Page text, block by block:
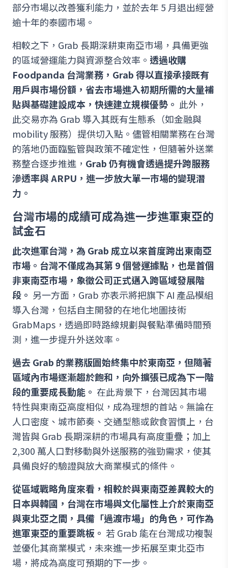
部分市場以改善獲利能力，並於去年 5 月退出經營
逾十年的泰國市場。
相較之下，Grab 長期深耕東南亞市場，具備更強
的區域營運能力與資源整合效率。 透過收購
Foodpanda 台灣業務，Grab 得以直接承接既有
用戶與市場份額，省去市場進入初期所需的大量補
貼與基礎建設成本，快速建立規模優勢。 此外，
此交易亦為 Grab 導入其既有生態系（如金融與
mobility 服務）提供切入點。儘管相關業務在台灣
的落地仍面臨監管與政策不確定性，但隨著外送業
務整合逐步推進， Grab 仍有機會透過提升跨服務
滲透率與 ARPU，進一步放大單一市場的變現潛
力。
台灣市場的成績可成為進一步進軍東亞的
試金石
此次進軍台灣，為 Grab 成立以來首度跨出東南亞
市場。台灣不僅成為其第 9 個營運據點，也是首個
非東南亞市場，象徵公司正式邁入跨區域發展階
段。 另一方面，Grab 亦表示將把旗下 AI 產品模組
導入台灣，包括自主開發的在地化地圖技術
GrabMaps，透過即時路線規劃與餐點準備時間預
測，進一步提升外送效率。
過去 Grab 的業務版圖始終集中於東南亞，但隨著
區域內市場逐漸趨於飽和，向外擴張已成為下一階
段的重要成長動能。 在此背景下，台灣因其市場
特性與東南亞高度相似，成為理想的首站。無論在
人口密度、城市節奏、交通型態或飲食習慣上，台
灣皆與 Grab 長期深耕的市場具有高度重疊；加上
2,300 萬人口對移動與外送服務的強勁需求，使其
具備良好的驗證與放大商業模式的條件。
從區域戰略角度來看，相較於與東南亞差異較大的
日本與韓國，台灣在市場與文化屬性上介於東南亞
與東北亞之間，具備「過渡市場」的角色，可作為
進軍東亞的重要跳板。 若 Grab 能在台灣成功複製
並優化其商業模式，未來進一步拓展至東北亞市
場，將成為高度可預期的下一步。